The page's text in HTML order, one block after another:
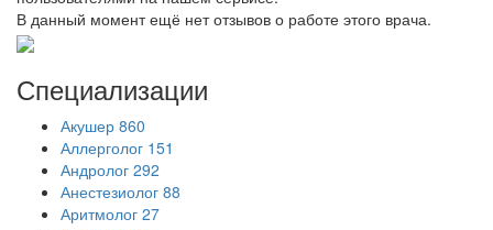
В данный момент ещё нет отзывов о работе этого врача.
Специализации
Акушер 860
Аллерголог 151
Андролог 292
Анестезиолог 88
Аритмолог 27